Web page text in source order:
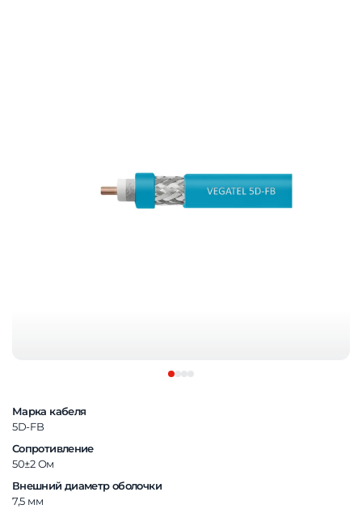
Марка кабеля
5D-FB
Сопротивление
50±2 Ом
Внешний диаметр оболочки
7,5 мм